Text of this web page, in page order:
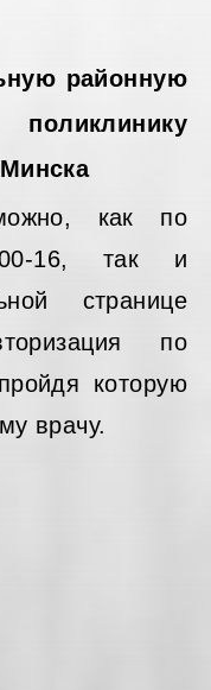
районную
как по
00-16, так и
странице
по
которую
врачу.